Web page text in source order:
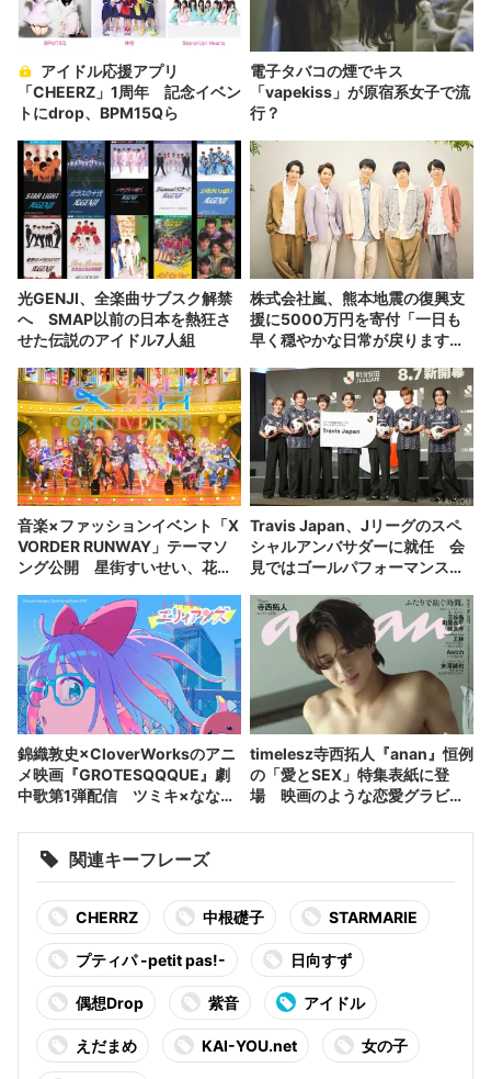
「CHEERZ」1周年 記念イベン
トにdrop、BPM15Qら
電子タバコの煙でキス
「vapekiss」が原宿系女子で流
行？
光GENJI、全楽曲サブスク解禁
へ SMAP以前の日本を熱狂さ
せた伝説のアイドル7人組
株式会社嵐、熊本地震の復興支
援に5000万円を寄付「一日も
早く穏やかな日常が戻りますよ
音楽×ファッションイベント「X
VORDER RUNWAY」テーマソ
ング公開 星街すいせい、花譜
Travis Japan、Jリーグのスペ
シャルアンバサダーに就任 会
見ではゴールパフォーマンスも
錦織敦史×CloverWorksのアニ
メ映画『GROTESQQQUE』劇
中歌第1弾配信 ツミキ×ななひ
timelesz寺西拓人『anan』恒例
の「愛とSEX」特集表紙に登
場 映画のような恋愛グラビア
関連キーフレーズ
CHERRZ 中根礎子 STARMARIE
プティパ -petit pas!- 日向すず
偶想Drop 紫音 アイドル
えだまめ KAI-YOU.net 女の子